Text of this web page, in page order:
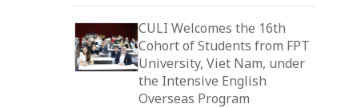
CULI Welcomes the 16th
Cohort of Students from FPT
University, Viet Nam, under
the Intensive English
Overseas Program